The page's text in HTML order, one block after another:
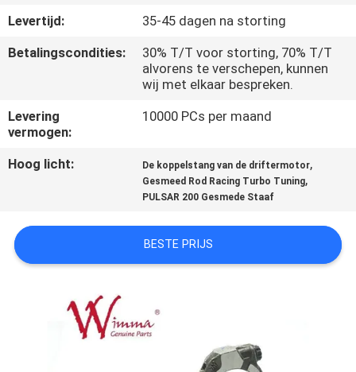
EEN
OFFERTE
PRIVACYBELEID
Levertijd:
35-45 dagen na storting
Betalingscondities:
30% T/T voor storting, 70% T/T
alvorens te verschepen, kunnen
wij met elkaar bespreken.
Levering
vermogen:
10000 PCs per maand
Hoog licht: De koppelstang van de driftermotor,
Gesmeed Rod Racing Turbo Tuning,
PULSAR 200 Gesmede Staaf
BESTE PRIJS